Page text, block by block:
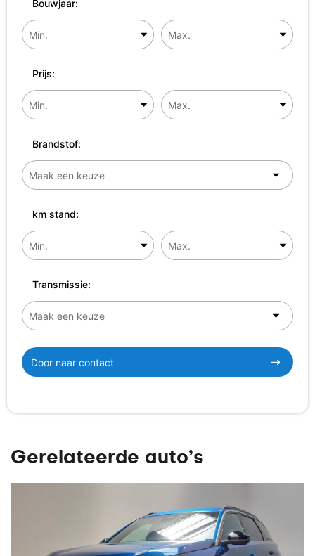
Bouwjaar:
Prijs:
Brandstof:
km stand:
Transmissie:
Door naar contact
Gerelateerde auto’s